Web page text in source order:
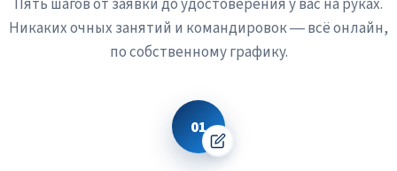
Пять шагов от заявки до удостоверения у вас на руках.
Никаких очных занятий и командировок — всё онлайн,
по собственному графику.
01